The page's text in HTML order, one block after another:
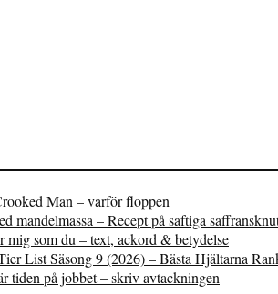
Man – varför floppen
mandelmassa – Recept på saftiga
mig som du – text, ackord & betydelse
List Säsong 9 (2026) – Bästa Hjältarna
tiden på jobbet – skriv avtackningen